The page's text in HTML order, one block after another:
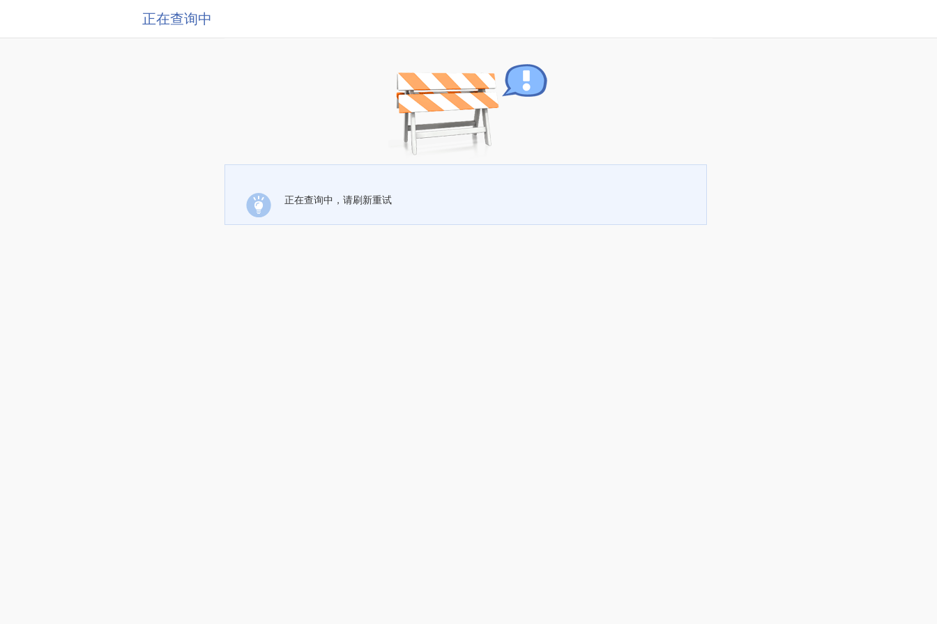
正在查询中
正在查询中，请刷新重试